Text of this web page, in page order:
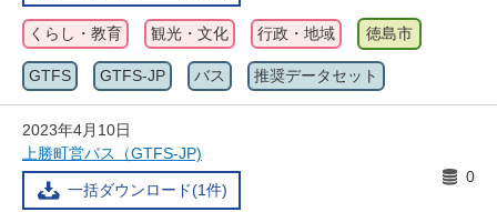
くらし・教育 観光・文化 行政・地域 徳島市
GTFS GTFS-JP バス 推奨データセット
2023年4月10日
上勝町営バス（GTFS-JP)
一括ダウンロード(1件)
0